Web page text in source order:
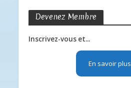
Devenez Membre
Inscrivez-vous et...
En savoir plus